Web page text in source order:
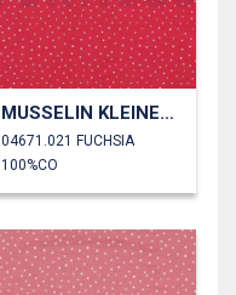
MUSSELIN KLEINE PUNKTE
04671.021 FUCHSIA
100%CO